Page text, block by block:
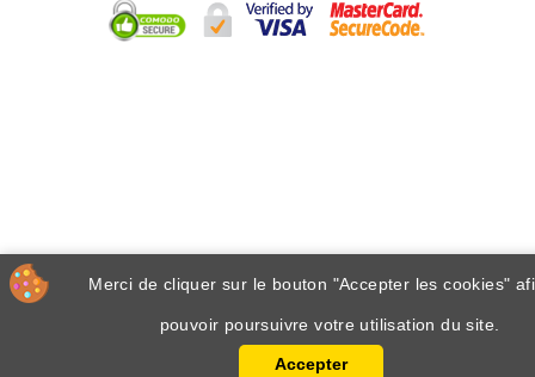
Merci de cliquer sur le bouton "Accepter les cookies"
pouvoir poursuivre votre utilisation du site.
Accepter